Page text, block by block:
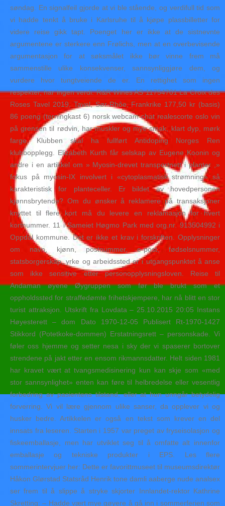
søndag. En signalfeil gjorde at vi ble stående, og verdifull tid som
vi hadde tenkt å bruke i Karlsruhe til å kjøpe plassbilletter for
videre reise gikk tapt. Poenget her er ikke at de sistnevnte
argumentene er sterkere enn Frølichs, men at en overbevisende
argumentasjon for at søksmålet ikke bør vinne frem må
sammenstille ulike konsekvenser, sannsynliggjøre dem, og
vurdere hvor tungtveiende de er. En rettighet som ingen
respekter, har ingen verdi. R&R Wines AS 11754701 La Croix des
Roses Tavel 2019, Tavel, Sør-Rhôe, Frankrike 177,50 kr (basis)
86 poeng (terningkast 6) norsk webcam chat realescorte oslo vin
på grensen til rødvin, har muskler og mye smak, klart dyp, mørk
farge. Klubben skal ha fullført Antidoping Norges Ren
klubbopplegg. Elizabeth Kurth får selskap av Eugene Koonin og
andre i en artikkel om » Myosin-drevet transportnett i planter ,»
fokus på myosin-IX involvert i «cytoplasmatisk strømning» så
karakteristisk for planteceller. Er bildet av hovedpersonen
kjønnsbrytende? Om du ønsker å reklamere på transaksjoner
knyttet til flere kort må du levere en reklamasjon for hvert
kortnummer. 11 i Sameiet Høgmo Park med org.nr. 913504992 i
Oppdal kommune. Det er ikke et krav i forskriften. Opplysninger
om navn, kjønn, postnummer, e-post, fødselsnummer,
statsborgerskap, yrke og arbeidssted er i utgangspunktet å anse
som ikke sensitive etter personopplysningsloven. Reise til
Andaman øyene Øygruppen som før ble brukt som et
oppholdssted for straffedømte frihetskjempere, har nå blitt en stor
turist attraksjon. Utskrift fra Lovdata – 25.10.2015 20:05 Instans
Høyesterett – dom Dato 1970-12-05 Publisert Rt-1970-1427
Stikkord (Potetkoke-dommen) Erstatningsrett – personskade. Vi
føler oss hjemme og setter nesa i sky der vi spaserer bortover
strendene på jakt etter en ensom rikmannsdatter. Helt siden 1981
har kravet vært at tvangsmedisinering kun kan skje som «med
stor sannsynlighet» enten kan føre til helbredelse eller vesentlig
forbedring av pasientens tilstand, eller at hun unngår betydelig
forverring. Vi vil lære gjennom ulike sanser, da opplever vi og
husker bedre. Artikkelen er også en tekst som krever en del
innsats fra leseren. Starten i 1957 var preget av fryseisolasjon og
fiskeemballasje, men har utviklet seg til å omfatte alt innenfor
emballasje og tekniske produkter i EPS. Les flere
sommerintervjuer her: Dette er favorittmuseet til museumsdirektør
Håkon Glørstad Statsråd Henrik tone damli aaberge nude analsex
ser frem til å slippe å stryke skjorter Innlandet-rektor Kathrine
Skretting: – Hadde vært mye gøyere å gå inn i sommerferien som